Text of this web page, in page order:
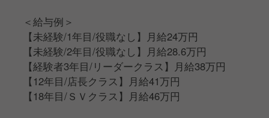
＜給与例＞
【未経験/1年目/役職なし】月給24万円
【未経験/2年目/役職なし】月給28.6万円
【経験者3年目/リーダークラス】月給38万円
【12年目/店長クラス】月給41万円
【18年目/ＳＶクラス】月給46万円